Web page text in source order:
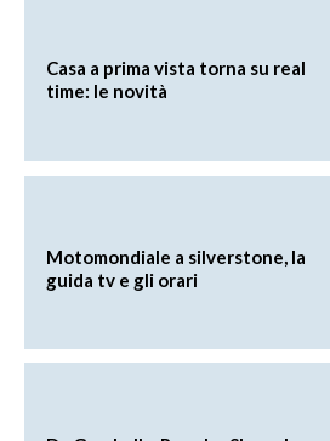
Casa a prima vista torna su real
time: le novità
Motomondiale a silverstone, la
guida tv e gli orari